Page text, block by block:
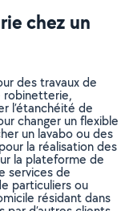
chez un
des travaux de
robinetterie,
l’étanchéité de
changer un flexible
un lavabo ou des
la réalisation des
la plateforme de
services de
particuliers ou
résidant dans